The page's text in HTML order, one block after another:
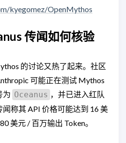
kyegomez/OpenMythos
传闻如何核验
的讨论又热了起来。社区
可能正在测试 Mythos
为 Oceanus ，并已进入红队
称其 API 价格可能达到 16 美
美元 / 百万输出 Token。